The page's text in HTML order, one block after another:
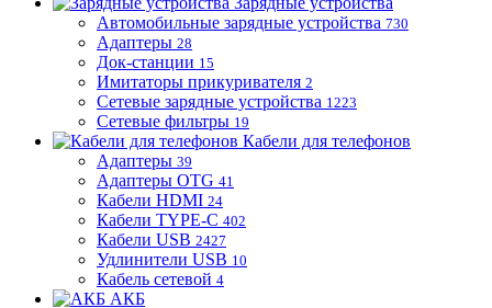
Автомобильные зарядные устройства 730
Адаптеры 28
Док-станции 15
Имитаторы прикуривателя 2
Сетевые зарядные устройства 1223
Сетевые фильтры 19
Кабели для телефонов
Адаптеры 39
Адаптеры OTG 41
Кабели HDMI 24
Кабели TYPE-C 402
Кабели USB 2427
Удлинители USB 10
Кабель сетевой 4
АКБ